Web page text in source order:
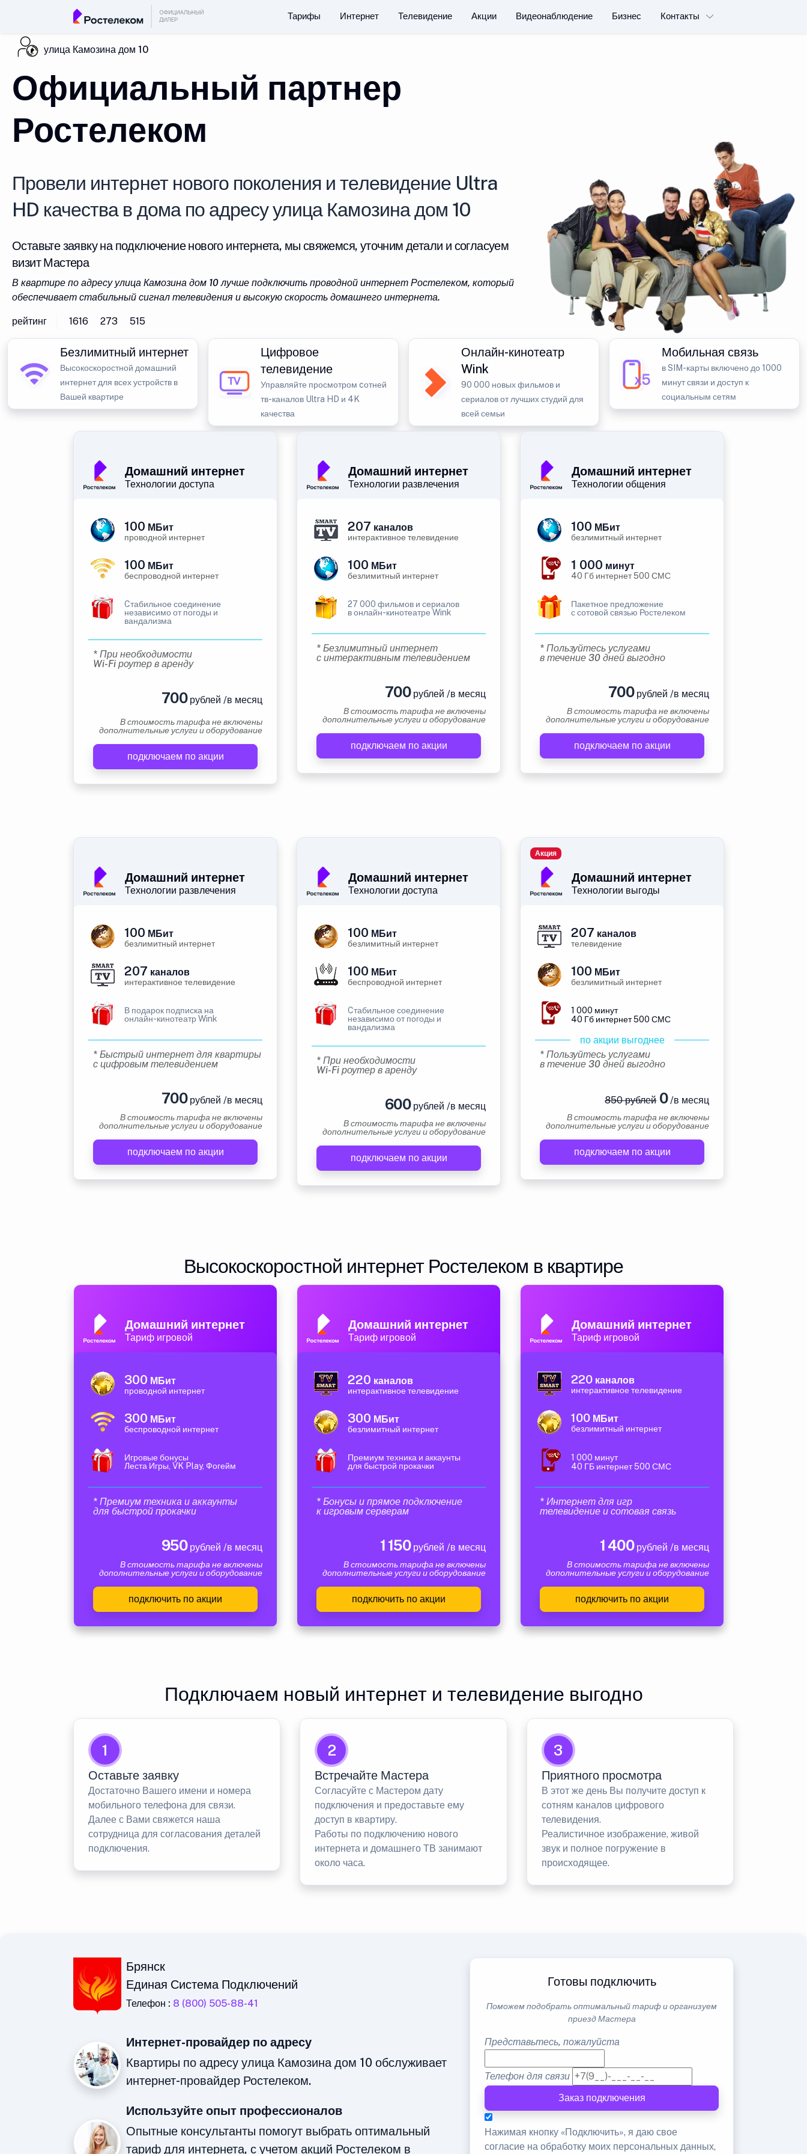
Тарифы Интернет Телевидение Акции Видеонаблюдение Бизнес Контакты
улица Камозина дом 10
Официальный партнер
Ростелеком
Провели интернет нового поколения и телевидение Ultra
HD качества в дома по адресу улица Камозина дом 10
Оставьте заявку на подключение нового интернета, мы свяжемся, уточним детали и согласуем
визит Мастера
В квартире по адресу улица Камозина дом 10 лучше подключить проводной интернет Ростелеком, который
обеспечивает стабильный сигнал телевидения и высокую скорость домашнего интернета.
рейтинг 1616 273 515
Безлимитный интернет
Высокоскоростной домашний
интернет для всех устройств в
Вашей квартире
Цифровое
телевидение
Управляйте просмотром cотней
тв-каналов Ultra HD и 4K
качества
Онлайн-кинотеатр
Wink
90 000 новых фильмов и
сериалов от лучших студий для
всей семьи
Мобильная связь
в SIM-карты включено до 1000
минут связи и доступ к
социальным сетям
Домашний интернет
Технологии доступа
100 МБит
проводной интернет
100 МБит
беспроводной интернет
Cтабильное соединение
независимо от погоды и
вандализма
* При необходимости
Wi-Fi роутер в аренду
700рублей /в месяц
В стоимость тарифа не включены
дополнительные услуги и оборудование
подключаем по акции
Домашний интернет
Технологии развлечения
207 каналов
интерактивное телевидение
100 МБит
безлимитный интернет
27 000 фильмов и сериалов
в онлайн-кинотеатре Wink
* Безлимитный интернет
с интерактивным телевидением
700рублей /в месяц
В стоимость тарифа не включены
дополнительные услуги и оборудование
подключаем по акции
Домашний интернет
Технологии общения
100 МБит
безлимитный интернет
1 000 минут
40 Гб интернет 500 СМС
Пакетное предложение
с сотовой связью Ростелеком
* Пользуйтесь услугами
в течение 30 дней выгодно
700рублей /в месяц
В стоимость тарифа не включены
дополнительные услуги и оборудование
подключаем по акции
Домашний интернет
Технологии развлечения
100 МБит
безлимитный интернет
207 каналов
интерактивное телевидение
В подарок подписка на
онлайн-кинотеатр Wink
* Быстрый интернет для квартиры
с цифровым телевидением
700рублей /в месяц
В стоимость тарифа не включены
дополнительные услуги и оборудование
подключаем по акции
Домашний интернет
Технологии доступа
100 МБит
безлимитный интернет
100 МБит
беспроводной интернет
Cтабильное соединение
независимо от погоды и
вандализма
* При необходимости
Wi-Fi роутер в аренду
600рублей /в месяц
В стоимость тарифа не включены
дополнительные услуги и оборудование
подключаем по акции
Домашний интернет
Технологии выгоды
Акция
207 каналов
телевидение
100 МБит
безлимитный интернет
1 000 минут
40 Гб интернет 500 СМС
по акции выгоднее
* Пользуйтесь услугами
в течение 30 дней выгодно
850 рублей0/в месяц
В стоимость тарифа не включены
дополнительные услуги и оборудование
подключаем по акции
Высокоскоростной интернет Ростелеком в квартире
Домашний интернет
Тариф игровой
300 МБит
проводной интернет
300 МБит
беспроводной интернет
Игровые бонусы
Леста Игры, VK Play, Фогейм
* Премиум техника и аккаунты
для быстрой прокачки
950рублей /в месяц
В стоимость тарифа не включены
дополнительные услуги и оборудование
подключить по акции
Домашний интернет
Тариф игровой
220 каналов
интерактивное телевидение
300 МБит
безлимитный интернет
Премиум техника и аккаунты
для быстрой прокачки
* Бонусы и прямое подключение
к игровым серверам
1 150рублей /в месяц
В стоимость тарифа не включены
дополнительные услуги и оборудование
подключить по акции
Домашний интернет
Тариф игровой
220 каналов
интерактивное телевидение
100 МБит
безлимитный интернет
1 000 минут
40 ГБ интернет 500 СМС
* Интернет для игр
телевидение и сотовая связь
1 400рублей /в месяц
В стоимость тарифа не включены
дополнительные услуги и оборудование
подключить по акции
Подключаем новый интернет и телевидение выгодно
1
Оставьте заявку
Достаточно Вашего имени и номера
мобильного телефона для связи.
Далее с Вами свяжется наша
сотрудница для согласования деталей
подключения.
2
Встречайте Мастера
Согласуйте с Мастером дату
подключения и предоставьте ему
доступ в квартиру.
Работы по подключению нового
интернета и домашнего ТВ занимают
около часа.
3
Приятного просмотра
В этот же день Вы получите доступ к
сотням каналов цифрового
телевидения.
Реалистичное изображение, живой
звук и полное погружение в
происходящее.
Брянск
Единая Система Подключений
Телефон : 8 (800) 505-88-41
Интернет-провайдер по адресу
Квартиры по адресу улица Камозина дом 10 обслуживает
интернет-провайдер Ростелеком.
Используйте опыт профессионалов
Опытные консультанты помогут выбрать оптимальный
тариф для интернета, с учетом акций Ростелеком в
Готовы подключить
Поможем подобрать оптимальный тариф и организуем
приезд Мастера
Представьтесь, пожалуйста
Телефон для связи
Заказ подключения
Нажимая кнопку «Подключить», я даю свое
согласие на обработку моих персональных данных,